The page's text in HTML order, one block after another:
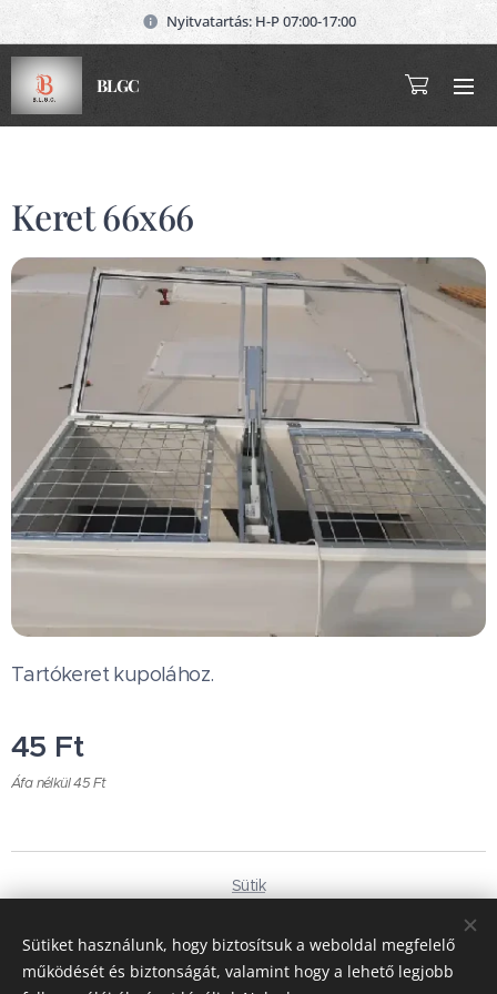
Nyitvatartás: H-P 07:00-17:00
BLGC
Keret 66x66
Tartókeret kupolához.
45 Ft
Áfa nélkül 45 Ft
Sütik
Magyar
Deutsch
Sütiket használunk, hogy biztosítsuk a weboldal megfelelő
működését és biztonságát, valamint hogy a lehető legjobb